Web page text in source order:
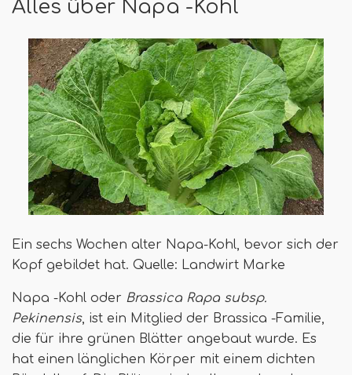
Alles über Napa -Kohl
Ein sechs Wochen alter Napa-Kohl, bevor sich der
Kopf gebildet hat. Quelle: Landwirt Marke
Napa -Kohl oder Brassica Rapa subsp.
Pekinensis, ist ein Mitglied der Brassica -Familie,
die für ihre grünen Blätter angebaut wurde. Es
hat einen länglichen Körper mit einem dichten